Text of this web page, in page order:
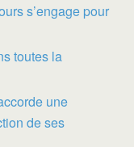
s’engage pour
toutes la
une
de ses